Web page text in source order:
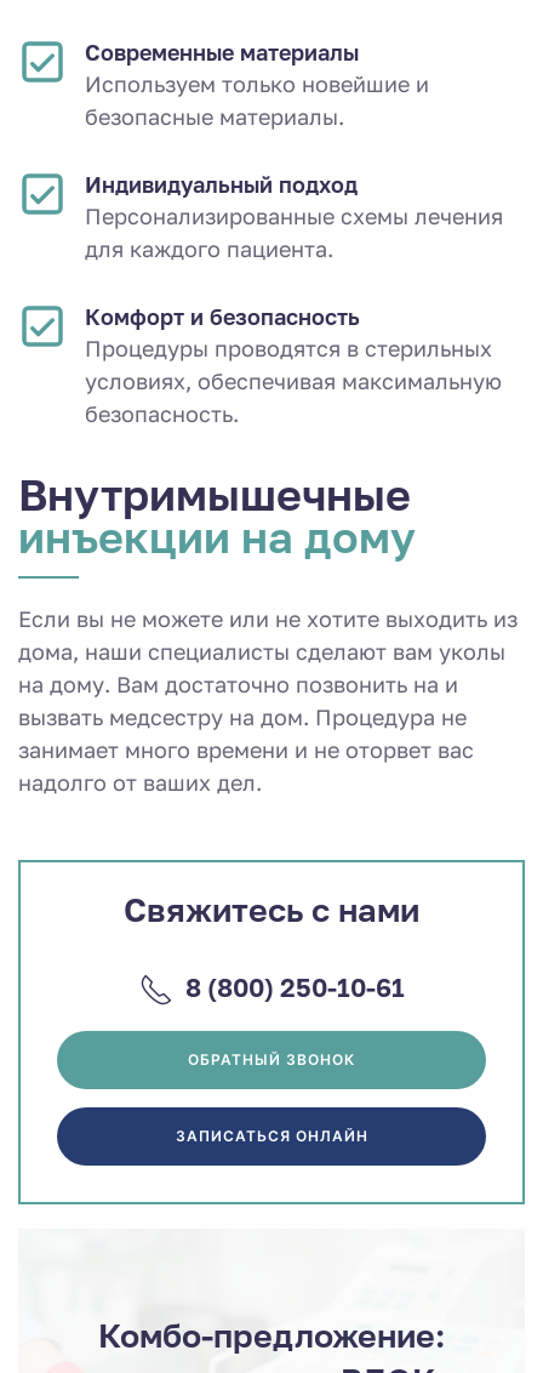
Современные материалы
Используем только новейшие и
безопасные материалы.
Индивидуальный подход
Персонализированные схемы лечения
для каждого пациента.
Комфорт и безопасность
Процедуры проводятся в стерильных
условиях, обеспечивая максимальную
безопасность.
Внутримышеч­ные
инъекции на дому
Если вы не можете или не хотите выходить из
дома, наши специалисты сделают вам уколы
на дому. Вам достаточно позвонить на и
вызвать медсестру на дом. Процедура не
занимает много времени и не оторвет вас
надолго от ваших дел.
Свяжитесь с нами
8 (800) 250-10-61
ОБРАТНЫЙ ЗВОНОК
ЗАПИСАТЬСЯ ОНЛАЙН
Комбо-предложение: